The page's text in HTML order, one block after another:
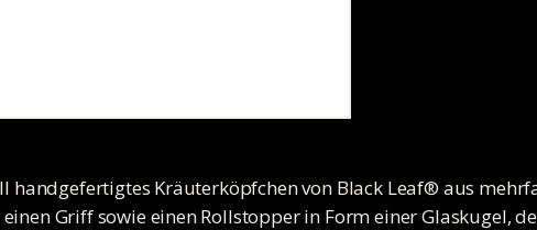
handgefertigtes Kräuterköpfchen von Black Leaf® aus
Griff sowie einen Rollstopper in Form einer Glaskugel,